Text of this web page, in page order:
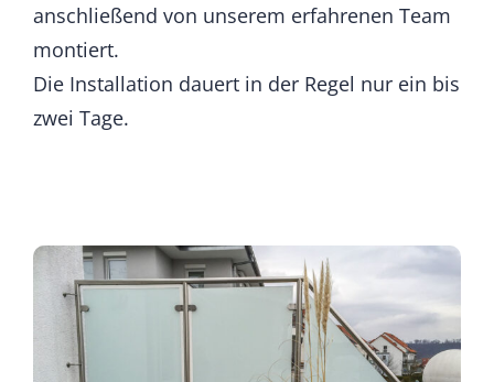
anschließend von unserem erfahrenen Team
montiert.
Die Installation dauert in der Regel nur ein bis
zwei Tage.